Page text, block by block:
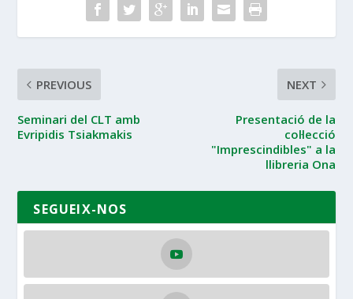
PREVIOUS
Seminari del CLT amb
Evripidis Tsiakmakis
NEXT
Presentació de la
col·lecció
"Imprescindibles" a la
llibreria Ona
SEGUEIX-NOS